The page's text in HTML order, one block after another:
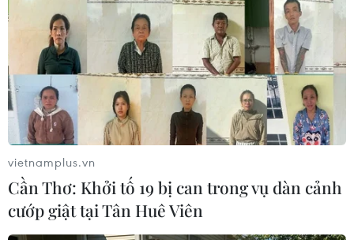
14/07/2022 10:31
Có những đồn đoán rằng ông Johnson sẽ “chiến đấu”
sau hàng loạt đơn từ chức bất thường và những lá thư
bất tín nhiệm trong vài ngày qua. Song thực tế mọi
chuyện đã khác.
vietnamplus.vn
Cần Thơ: Khởi tố 19 bị can trong vụ dàn cảnh
cướp giật tại Tân Huê Viên